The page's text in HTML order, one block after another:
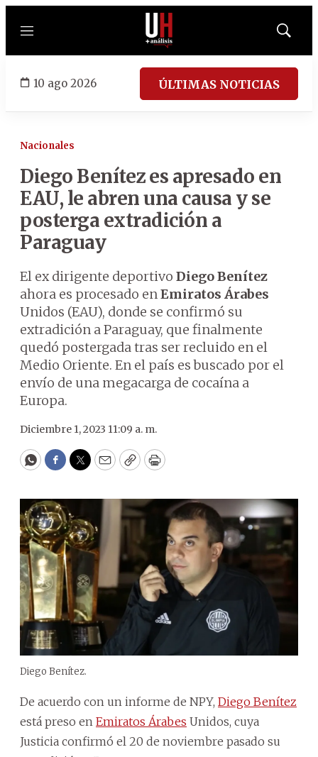
Menú
Mostrar
10 ago 2026 ÚLTIMAS NOTICIAS
Nacionales
Diego Benítez es apresado en
EAU, le abren una causa y se
posterga extradición a
Paraguay
El ex dirigente deportivo Diego Benítez
ahora es procesado enEmiratos Árabes
Unidos (EAU), donde se confirmó su
extradición a Paraguay, que finalmente
quedó postergada tras ser recluido en el
Medio Oriente. En el país es buscado por el
envío de una megacarga de cocaína a
Europa.
Diciembre 1, 2023 11:09 a. m.
WhatsApp
Facebook
Twitter
EmailCopyPrint
Diego Benítez.
De acuerdo con un informe de NPY, Diego Benítez
está preso en Emiratos Árabes Unidos, cuya
Justicia confirmó el 20 de noviembre pasado su